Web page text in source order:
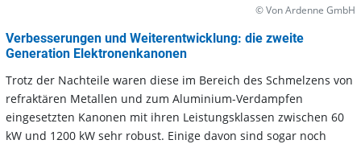
© Von Ardenne GmbH
Verbesserungen und Weiterentwicklung: die zweite
Generation Elektronenkanonen
Trotz der Nachteile waren diese im Bereich des Schmelzens von
refraktären Metallen und zum Aluminium-Verdampfen
eingesetzten Kanonen mit ihren Leistungsklassen zwischen 60
kW und 1200 kW sehr robust. Einige davon sind sogar noch